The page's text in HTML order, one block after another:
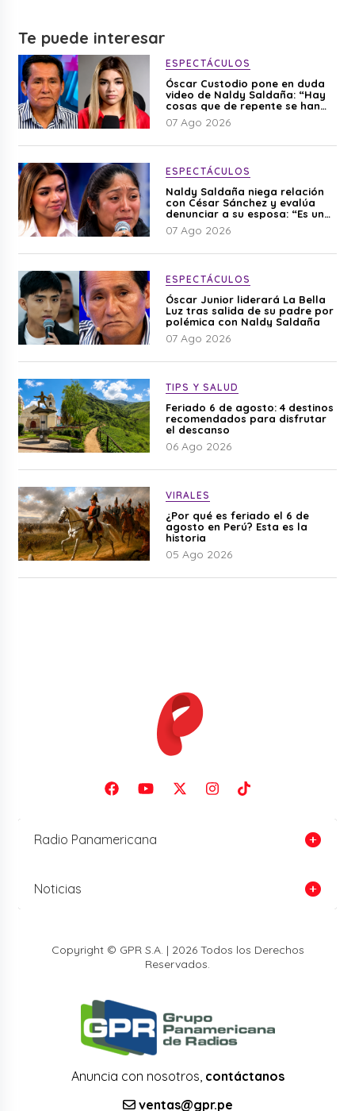
Te puede interesar
ESPECTÁCULOS
Óscar Custodio pone en duda
video de Naldy Saldaña: “Hay
cosas que de repente se han
editado”
07 Ago 2026
ESPECTÁCULOS
Naldy Saldaña niega relación
con César Sánchez y evalúa
denunciar a su esposa: “Es una
difamación”
07 Ago 2026
ESPECTÁCULOS
Óscar Junior liderará La Bella
Luz tras salida de su padre por
polémica con Naldy Saldaña
07 Ago 2026
TIPS Y SALUD
Feriado 6 de agosto: 4 destinos
recomendados para disfrutar
el descanso
06 Ago 2026
VIRALES
¿Por qué es feriado el 6 de
agosto en Perú? Esta es la
historia
05 Ago 2026
Radio Panamericana
Noticias
Copyright © GPR S.A. | 2026 Todos los Derechos
Reservados.
Anuncia con nosotros, contáctanos
ventas@gpr.pe